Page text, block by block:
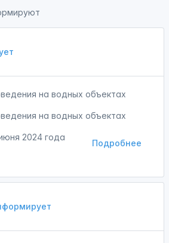
на водных объектах
на водных объектах
Подробнее
2024 года